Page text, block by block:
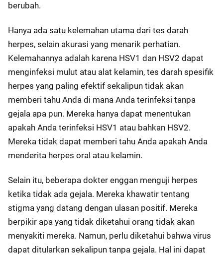
berubah.
Hanya ada satu kelemahan utama dari tes darah
herpes, selain akurasi yang menarik perhatian.
Kelemahannya adalah karena HSV1 dan HSV2 dapat
menginfeksi mulut atau alat kelamin, tes darah spesifik
herpes yang paling efektif sekalipun tidak akan
memberi tahu Anda di mana Anda terinfeksi tanpa
gejala apa pun. Mereka hanya dapat menentukan
apakah Anda terinfeksi HSV1 atau bahkan HSV2.
Mereka tidak dapat memberi tahu Anda apakah Anda
menderita herpes oral atau kelamin.
Selain itu, beberapa dokter enggan menguji herpes
ketika tidak ada gejala. Mereka khawatir tentang
stigma yang datang dengan ulasan positif. Mereka
berpikir apa yang tidak diketahui orang tidak akan
menyakiti mereka. Namun, perlu diketahui bahwa virus
dapat ditularkan sekalipun tanpa gejala. Hal ini dapat